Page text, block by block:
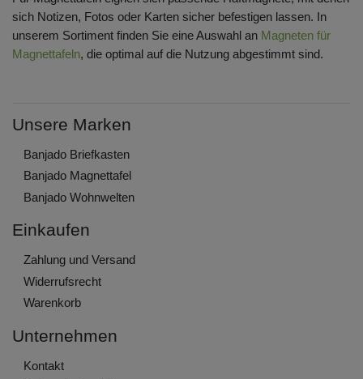
sich Notizen, Fotos oder Karten sicher befestigen lassen. In
unserem Sortiment finden Sie eine Auswahl an Magneten für
Magnettafeln, die optimal auf die Nutzung abgestimmt sind.
Unsere Marken
Banjado Briefkasten
Banjado Magnettafel
Banjado Wohnwelten
Einkaufen
Zahlung und Versand
Widerrufs­recht
Warenkorb
Unternehmen
Kontakt